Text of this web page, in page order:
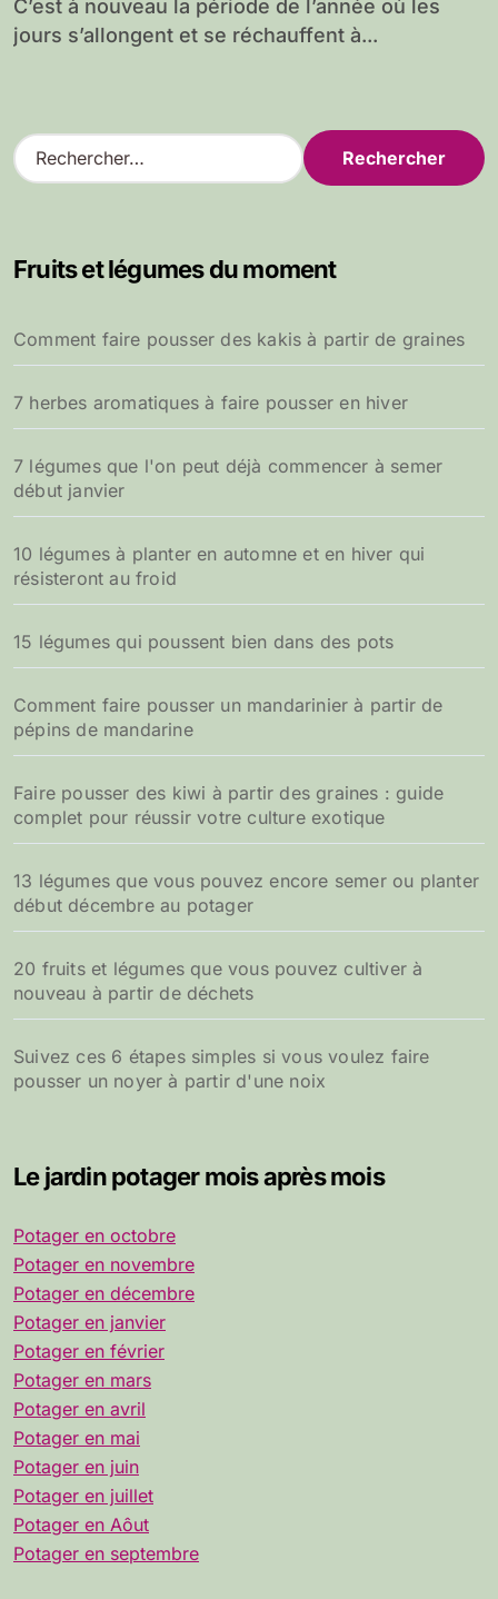
C’est à nouveau la période de l’année où les
jours s’allongent et se réchauffent à...
R
e
r
e
r
:
Fruits et légumes du moment
Comment faire pousser des kakis à partir de graines
7 herbes aromatiques à faire pousser en hiver
7 légumes que l'on peut déjà commencer à semer
début janvier
10 légumes à planter en automne et en hiver qui
résisteront au froid
15 légumes qui poussent bien dans des pots
Comment faire pousser un mandarinier à partir de
pépins de mandarine
Faire pousser des kiwi à partir des graines : guide
complet pour réussir votre culture exotique
13 légumes que vous pouvez encore semer ou planter
début décembre au potager
20 fruits et légumes que vous pouvez cultiver à
nouveau à partir de déchets
Suivez ces 6 étapes simples si vous voulez faire
pousser un noyer à partir d'une noix
Le jardin potager mois après mois
Potager en octobre
Potager en novembre
Potager en décembre
Potager en janvier
Potager en février
Potager en mars
Potager en avril
Potager en mai
Potager en juin
Potager en juillet
Potager en Aôut
Potager en septembre